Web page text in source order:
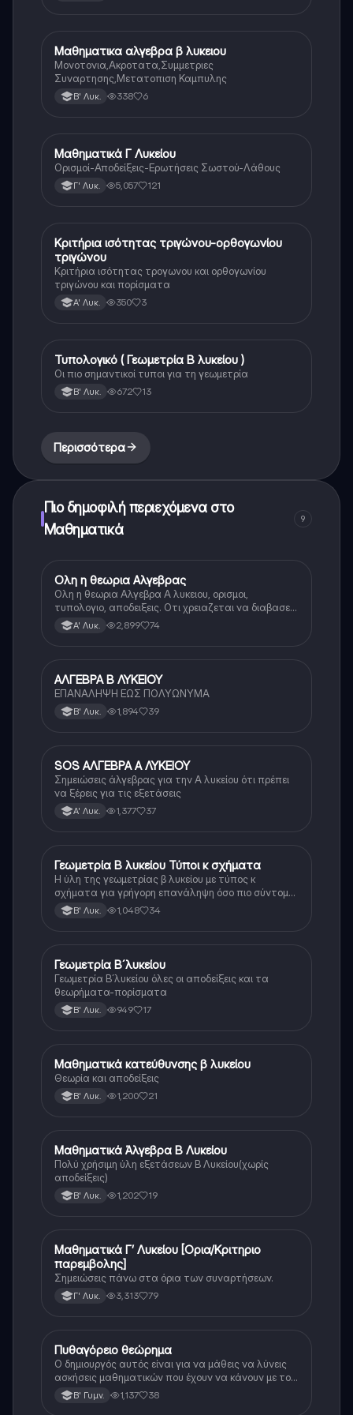
Μαθηματικά
Μαθηματικα αλγεβρα β λυκειου
Μονοτονια,Ακροτατα,Συμμετριες
Συναρτησης,Μετατοπιση Καμπυλης
Β' Λυκ. 338 6
Μαθηματικά
Μαθηματικά Γ Λυκείου
Ορισμοί-Αποδείξεις-Ερωτήσεις Σωστού-Λάθους
Γ' Λυκ. 5,057 121
Μαθηματικά
Κριτήρια ισότητας τριγώνου-ορθογωνίου
τριγώνου
Κριτήρια ισότητας τρογωνου και ορθογωνίου
τριγώνου και πορίσματα
Α' Λυκ. 350 3
Μαθηματικά
Τυπολογικό ( Γεωμετρία Β λυκείου )
Οι πιο σημαντικοί τυποι για τη γεωμετρία
Β' Λυκ. 672 13
Περισσότερα
Πιο δημοφιλή περιεχόμενα στο
Μαθηματικά
9
Μαθηματικά
Ολη η θεωρια Αλγεβρας
Ολη η θεωρια Αλγεβρα Α λυκειου, ορισμοι,
τυπολογιο, αποδειξεις. Οτι χρειαζεται να διαβασεις
για το θεωρητικο κομματι της αλγεβρας.
Α' Λυκ. 2,899 74
Μαθηματικά
ΑΛΓΕΒΡΑ Β ΛΥΚΕΙΟΥ
ΕΠΑΝΑΛΗΨΗ ΕΩΣ ΠΟΛΥΩΝΥΜΑ
Β' Λυκ. 1,894 39
Μαθηματικά
SOS ΑΛΓΕΒΡΑ Α ΛΥΚΕΙΟΥ
Σημειώσεις άλγεβρας για την Α λυκείου ότι πρέπει
να ξέρεις για τις εξετάσεις
Α' Λυκ. 1,377 37
Μαθηματικά
Γεωμετρία Β λυκείου Τύποι κ σχήματα
Η ύλη της γεωμετρίας β λυκείου με τύπος κ
σχήματα για γρήγορη επανάληψη όσο πιο σύντομα
γίνεταιΒ' Λυκ. 1,048 34
Μαθηματικά
Γεωμετρία Β´λυκείου
Γεωμετρία Β´λυκείου όλες οι αποδείξεις και τα
θεωρήματα-πορίσματα
Β' Λυκ. 949 17
Μαθηματικά
Μαθηματικά κατεύθυνσης β λυκείου
Θεωρία και αποδείξεις
Β' Λυκ. 1,200 21
Μαθηματικά
Μαθηματικά Άλγεβρα Β Λυκείου
Πολύ χρήσιμη ύλη εξετάσεων Β Λυκείου(χωρίς
αποδείξεις)
Β' Λυκ. 1,202 19
Μαθηματικά
Μαθηματικά Γ’ Λυκείου [Ορια/Κριτηριο
παρεμβολης]
Σημειώσεις πάνω στα όρια των συναρτήσεων.
Γ' Λυκ. 3,313 79
Μαθηματικά
Πυθαγόρειο θεώρημα
Ο δημιουργός αυτός είναι για να μάθεις να λύνεις
ασκήσεις μαθηματικών που έχουν να κάνουν με το
πυθαγόρειο θεώρημα. Αν διαβάσεις την θεωρία και
μπορέσεις να την κατανοήσεις είμαι σίγουρη ότι θα
Β' Γυμν. 1,137 38